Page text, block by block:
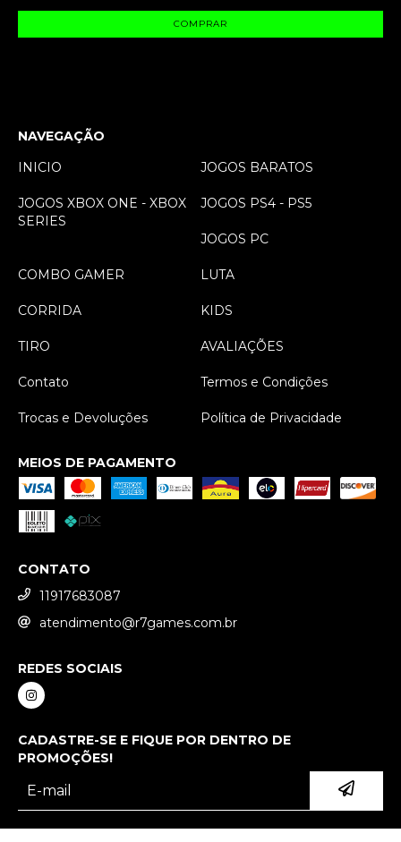
NAVEGAÇÃO
INICIO
JOGOS BARATOS
JOGOS XBOX ONE - XBOX
SERIES
JOGOS PS4 - PS5
JOGOS PC
COMBO GAMER LUTA
CORRIDA KIDS
TIRO AVALIAÇÕES
Contato Termos e Condições
Trocas e Devoluções Política de Privacidade
MEIOS DE PAGAMENTO
CONTATO
11917683087
atendimento@r7games.com.br
REDES SOCIAIS
CADASTRE-SE E FIQUE POR DENTRO DE
PROMOÇÕES!